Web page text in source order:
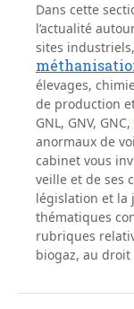
Dans cette
l’actualité
sites
élevages,
de production
GNL, GNV, GNC,
anormaux de
cabinet vous
veille et de ses
législation et la
thématiques
rubriques
biogaz, au